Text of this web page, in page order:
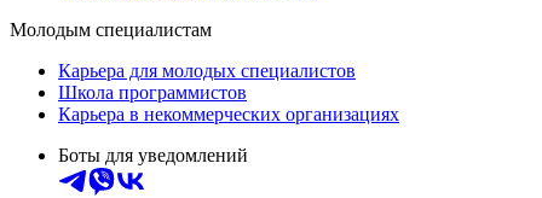
Молодым специалистам
Карьера для молодых специалистов
Школа программистов
Карьера в некоммерческих организациях
Боты для уведомлений